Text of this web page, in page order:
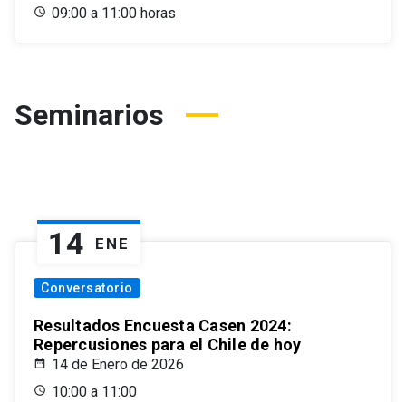
09:00 a 11:00 horas
Seminarios
14 ENE
Conversatorio
Resultados Encuesta Casen 2024:
Repercusiones para el Chile de hoy
14 de Enero de 2026
10:00 a 11:00